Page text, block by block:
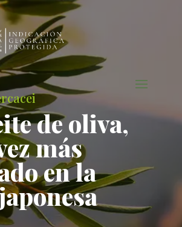
de oliva,
más
en la